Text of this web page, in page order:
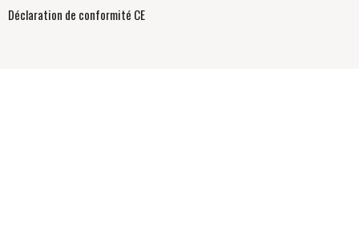
Déclaration de conformité CE